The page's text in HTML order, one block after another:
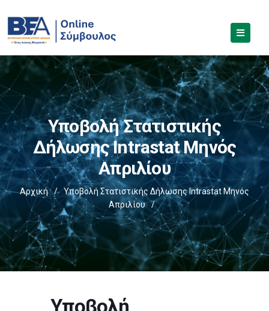
Υποβολή Στατιστικής
Δήλωσης Intrastat Μηνός
Απριλίου
Αρχική /
Υποβολή Στατιστικής Δήλωσης Intrastat Μηνός
Απριλίου
/